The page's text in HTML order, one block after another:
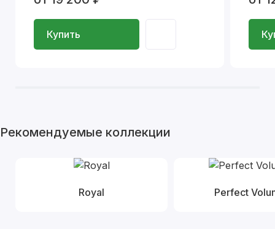
Купить
Рекомендуемые коллекции
Royal Perfect